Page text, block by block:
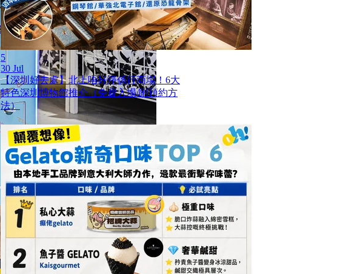
5
30 Jul
【深圳好去處】北上唔好淨係行商場！6大
特色深圳博物館推介（免費入場/附預約方
法）